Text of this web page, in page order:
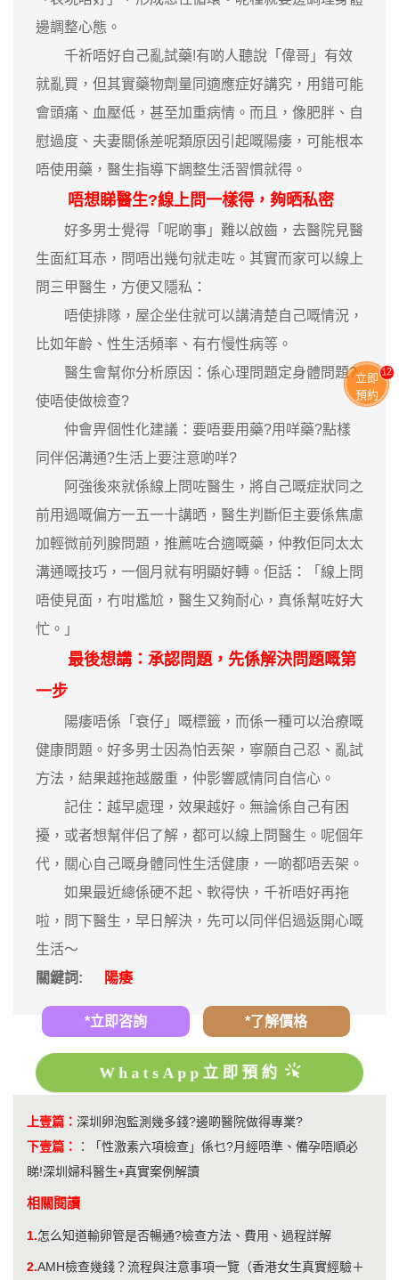
邊調整心態。
千祈唔好自己亂試藥!有啲人聽說「偉哥」有效
就亂買，但其實藥物劑量同適應症好講究，用錯可能
會頭痛、血壓低，甚至加重病情。而且，像肥胖、自
慰過度、夫妻關係差呢類原因引起嘅陽痿，可能根本
唔使用藥，醫生指導下調整生活習慣就得。
唔想睇醫生?線上問一樣得，夠晒私密
好多男士覺得「呢啲事」難以啟齒，去醫院見醫
生面紅耳赤，問唔出幾句就走咗。其實而家可以線上
問三甲醫生，方便又隱私：
唔使排隊，屋企坐住就可以講清楚自己嘅情況，
比如年齡、性生活頻率、有冇慢性病等。
醫生會幫你分析原因：係心理問題定身體問題?
使唔使做檢查?
仲會畀個性化建議：要唔要用藥?用咩藥?點樣
同伴侶溝通?生活上要注意啲咩?
阿強後來就係線上問咗醫生，將自己嘅症狀同之
前用過嘅偏方一五一十講晒，醫生判斷佢主要係焦慮
加輕微前列腺問題，推薦咗合適嘅藥，仲教佢同太太
溝通嘅技巧，一個月就有明顯好轉。佢話：「線上問
唔使見面，冇咁尷尬，醫生又夠耐心，真係幫咗好大
忙。」
最後想講：承認問題，先係解決問題嘅第
一步
陽痿唔係「衰仔」嘅標籤，而係一種可以治療嘅
健康問題。好多男士因為怕丟架，寧願自己忍、亂試
方法，結果越拖越嚴重，仲影響感情同自信心。
記住：越早處理，效果越好。無論係自己有困
擾，或者想幫伴侣了解，都可以線上問醫生。呢個年
代，關心自己嘅身體同性生活健康，一啲都唔丟架。
如果最近總係硬不起、軟得快，千祈唔好再拖
啦，問下醫生，早日解決，先可以同伴侣過返開心嘅
生活～
關鍵詞:
陽痿
*立即咨詢 *了解價格
WhatsApp立即預約
上壹篇： 深圳卵泡監測幾多錢?邊啲醫院做得專業?
下壹篇：
：
「性激素六項檢查」係乜?月經唔準、備孕唔順必
睇!深圳婦科醫生+真實案例解讀
相關閱讀
1.怎么知道輸卵管是否暢通?檢查方法、費用、過程詳解
2.AMH檢查幾錢？流程與注意事項一覽（香港女生真實經驗＋
立即
預約
11